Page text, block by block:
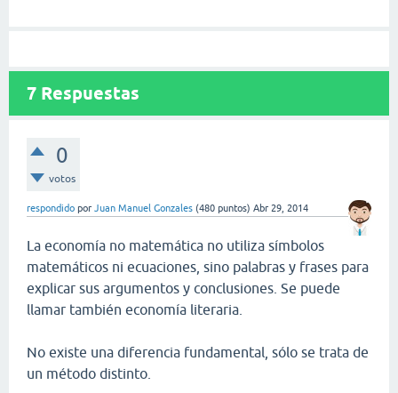
7 Respuestas
0
votos
respondido por Juan Manuel Gonzales (480 puntos) Abr 29, 2014
La economía no matemática no utiliza símbolos
matemáticos ni ecuaciones, sino palabras y frases para
explicar sus argumentos y conclusiones. Se puede
llamar también economía literaria.
No existe una diferencia fundamental, sólo se trata de
un método distinto.